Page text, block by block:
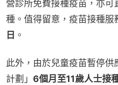
營診所免費接種疫苗，亦
種。值得留意，疫苗接種服
日 。
此外，由於兒童疫苗暫停
計劃」 6個月至11歲人士接